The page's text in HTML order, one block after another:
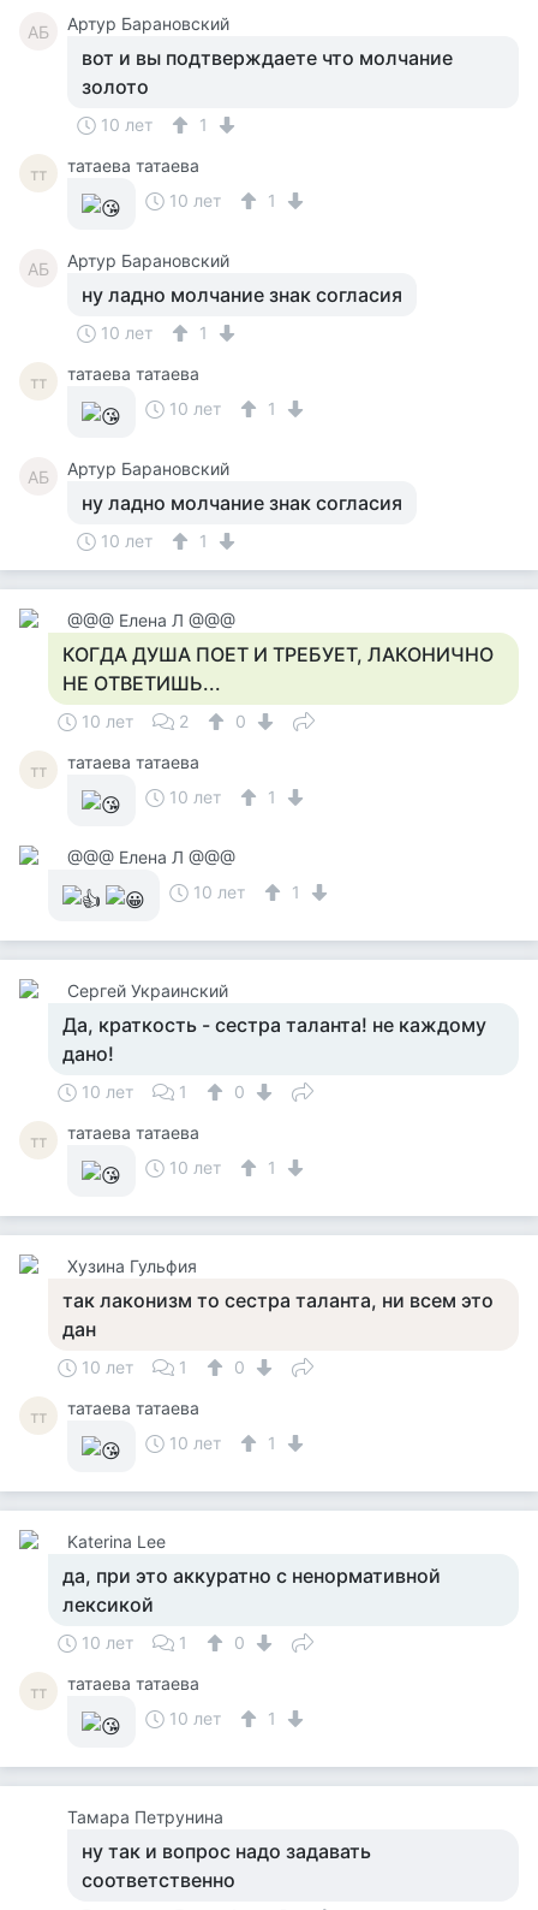
АБ Артур Барановский
вот и вы подтверждаете что молчание
золото
10 лет 1
тт
татаева татаева
10 лет
1
АБ Артур Барановский
ну ладно молчание знак согласия
10 лет 1
тт
татаева татаева
10 лет
1
АБ Артур Барановский
ну ладно молчание знак согласия
10 лет 1
@@@ Елена Л @@@
КОГДА ДУША ПОЕТ И ТРЕБУЕТ, ЛАКОНИЧНО
НЕ ОТВЕТИШЬ...
10 лет 2 0
тт
татаева татаева
10 лет
1
@@@ Елена Л @@@
10 лет
1
Сергей Украинский
Да, краткость - сестра таланта! не каждому
дано!
10 лет 1 0
тт
татаева татаева
10 лет
1
Хузина Гульфия
так лаконизм то сестра таланта, ни всем это
дан
10 лет 1 0
тт
татаева татаева
10 лет
1
Katerina Lee
да, при это аккуратно с ненормативной
лексикой
10 лет 1 0
тт
татаева татаева
10 лет
1
Тамара Петрунина
ну так и вопрос надо задавать
соответственно